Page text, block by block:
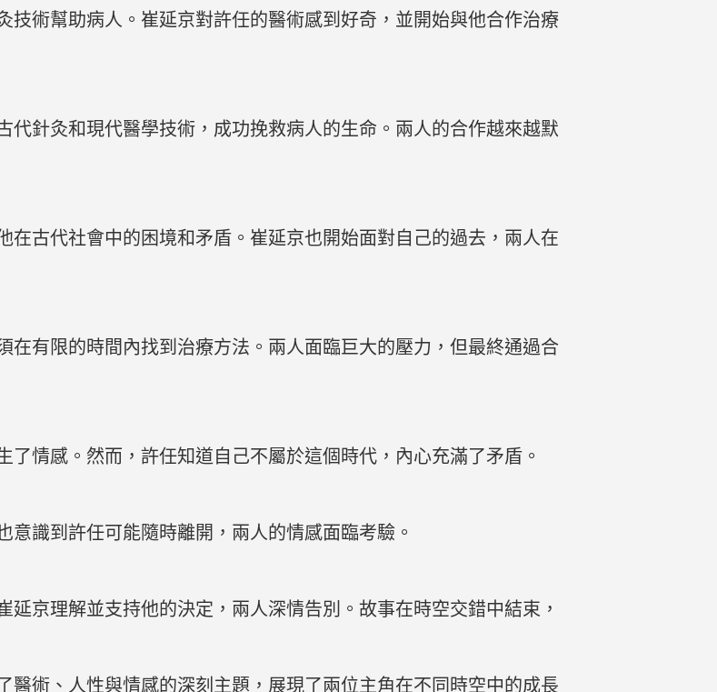
技術幫助病人。崔延京對許任的醫術感到好奇，並開始與他合作治療
代針灸和現代醫學技術，成功挽救病人的生命。兩人的合作越來越默
在古代社會中的困境和矛盾。崔延京也開始面對自己的過去，兩人在
在有限的時間內找到治療方法。兩人面臨巨大的壓力，但最終通過合
情感。然而，許任知道自己不屬於這個時代，內心充滿了矛盾。
識到許任可能隨時離開，兩人的情感面臨考驗。
京理解並支持他的決定，兩人深情告別。故事在時空交錯中結束，
醫術、人性與情感的深刻主題，展現了兩位主角在不同時空中的成長